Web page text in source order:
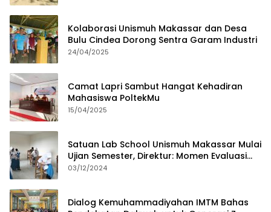
Kolaborasi Unismuh Makassar dan Desa
Bulu Cindea Dorong Sentra Garam Industri
24/04/2025
Camat Lapri Sambut Hangat Kehadiran
Mahasiswa PoltekMu
15/04/2025
Satuan Lab School Unismuh Makassar Mulai
Ujian Semester, Direktur: Momen Evaluasi
Proses Pembelajaran
03/12/2024
Dialog Kemuhammadiyahan IMTM Bahas